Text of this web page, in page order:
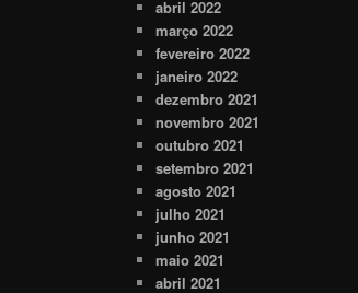
abril 2022
março 2022
fevereiro 2022
janeiro 2022
dezembro 2021
novembro 2021
outubro 2021
setembro 2021
agosto 2021
julho 2021
junho 2021
maio 2021
abril 2021